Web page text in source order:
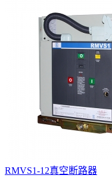
RMVS1-12真空断路器